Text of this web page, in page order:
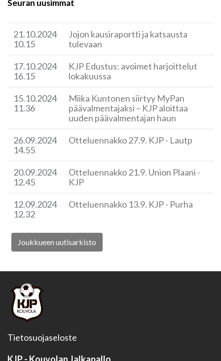
Seuran uusimmat
21.10.2024
10.15
Jojon kausiraportti ja katsausta
tulevaan
17.10.2024
16.15
KJP Edustus: avoimet harjoittelut
lokakuussa
15.10.2024
11.36
Miika Kuntonen siirtyy MyPan
päävalmentajaksi – KJP aloittaa
uuden päävalmentajan haun
26.09.2024
14.55
Otteluennakko 27.9. KJP - Lautp
20.09.2024
12.45
Otteluennakko 21.9. Union Plaani -
KJP
12.09.2024
12.32
Otteluennakko 13.9. KJP - Purha
Joukkueen uutisarkisto
Tietosuojaseloste